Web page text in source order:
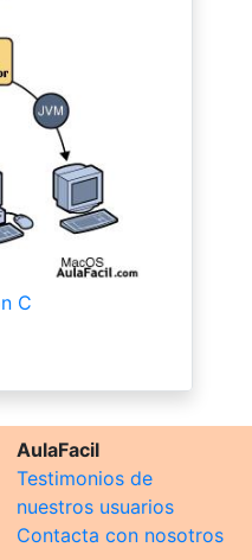
C
AulaFacil
Testimonios de
nuestros usuarios
Contacta con nosotros